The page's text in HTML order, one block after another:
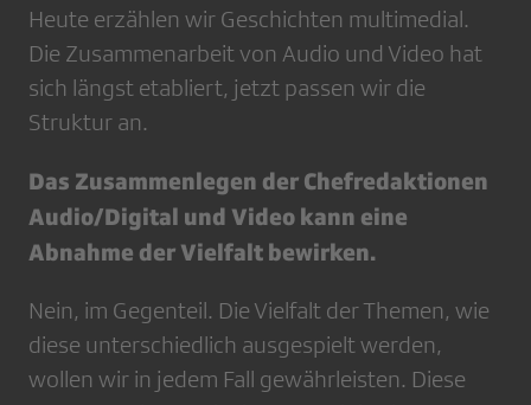
Heute erzählen wir Geschichten multimedial.
Die Zusammenarbeit von Audio und Video hat
sich längst etabliert, jetzt passen wir die
Struktur an.
Das Zusammenlegen der Chefredaktionen
Audio/Digital und Video kann eine
Abnahme der Vielfalt bewirken.
Nein, im Gegenteil. Die Vielfalt der Themen, wie
diese unterschiedlich ausgespielt werden,
wollen wir in jedem Fall gewährleisten. Diese